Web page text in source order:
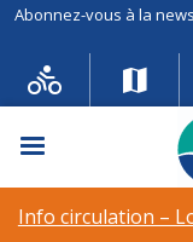
Abonnez-vous à la
Menu
Info circulation –